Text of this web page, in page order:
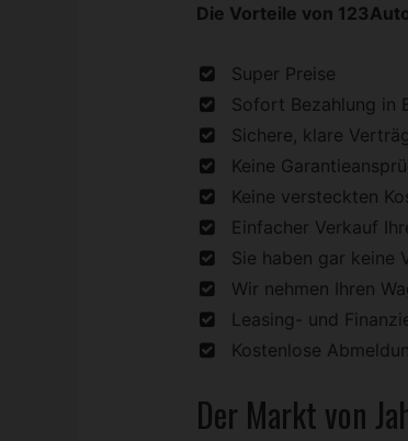
Die Vorteile von
Super Preise
Sofort Bezahlung in
Sichere, klare
Keine
Keine versteckten
Einfacher Verkauf
Sie haben gar keine
Wir nehmen Ihren
Leasing- und
Kostenlose
Der Markt von